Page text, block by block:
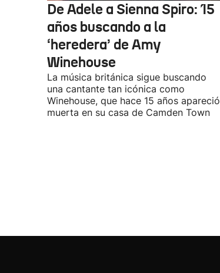
De Adele a Sienna Spiro: 15
años buscando a la
‘heredera’ de Amy
Winehouse
La música británica sigue buscando
una cantante tan icónica como
Winehouse, que hace 15 años apareció
muerta en su casa de Camden Town